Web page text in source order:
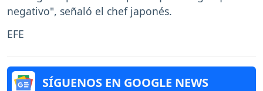
negativo", señaló el chef japonés.
EFE
SÍGUENOS EN GOOGLE NEWS